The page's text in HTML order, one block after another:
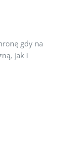
gdy na
jak i